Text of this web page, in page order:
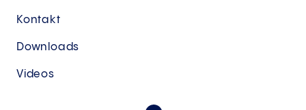
Kontakt
Downloads
Videos